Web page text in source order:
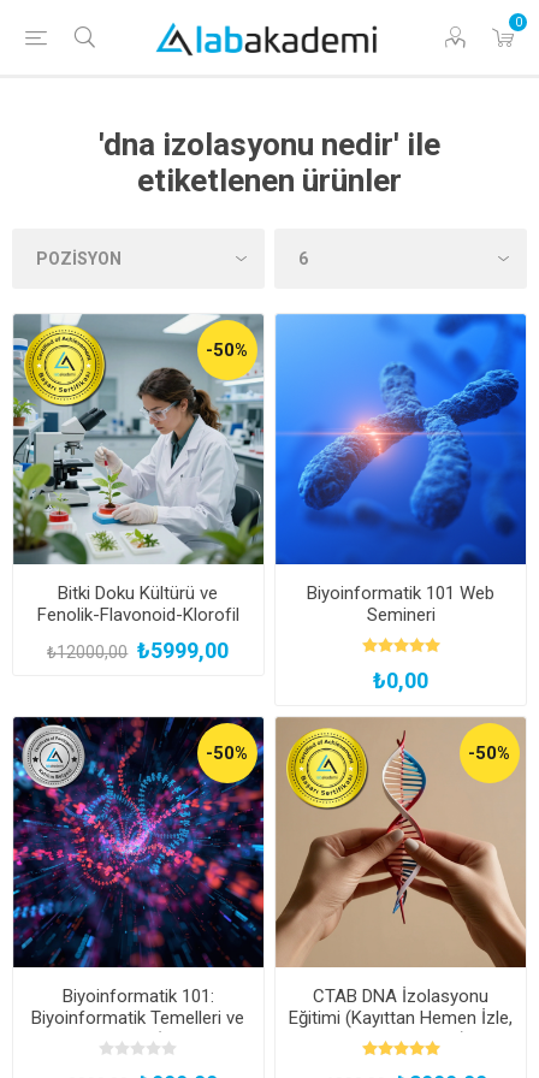
0
'dna izolasyonu nedir' ile
etiketlenen ürünler
-50%
Bitki Doku Kültürü ve
Fenolik-Flavonoid-Klorofil
Eğitimi (Yüz Yüze Bireysel
₺12000,00 ₺5999,00
Biyoinformatik 101 Web
Semineri
₺0,00
-50%
Biyoinformatik 101:
Biyoinformatik Temelleri ve
Uygulamaları (Kayıttan
Hemen İzle, Katılım Belgeli)
-50%
CTAB DNA İzolasyonu
Eğitimi (Kayıttan Hemen İzle,
Başarı Sertifikalı)